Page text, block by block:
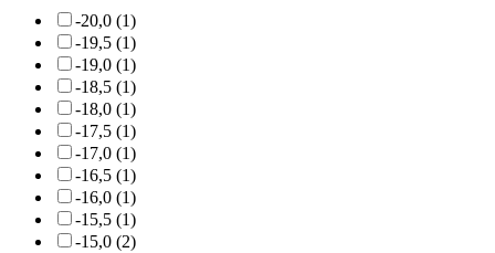
-20,0 (1)
-19,5 (1)
-19,0 (1)
-18,5 (1)
-18,0 (1)
-17,5 (1)
-17,0 (1)
-16,5 (1)
-16,0 (1)
-15,5 (1)
-15,0 (2)